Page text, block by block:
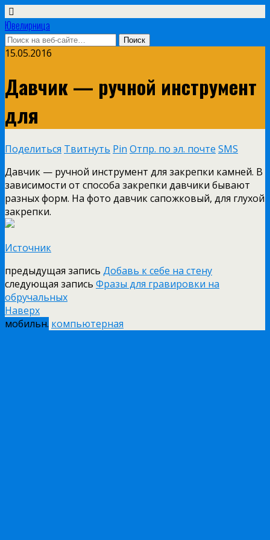
Ювелирница
15.05.2016
Давчик — ручной инструмент
для
Поделиться Твитнуть Pin Отпр. по эл. почте SMS
Давчик — ручной инструмент для закрепки камней. В
зависимости от способа закрепки давчики бывают
разных форм. На фото давчик сапожковый, для глухой
закрепки.
Источник
предыдущая запись Добавь к себе на стену
следующая запись Фразы для гравировки на
обручальных
Наверх
мобильн. компьютерная